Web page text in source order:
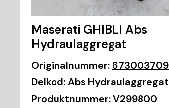
Maserati GHIBLI Abs
Hydraulaggregat
Originalnummer: 673003709
Delkod:Abs Hydraulaggregat
Produktnummer:V299800